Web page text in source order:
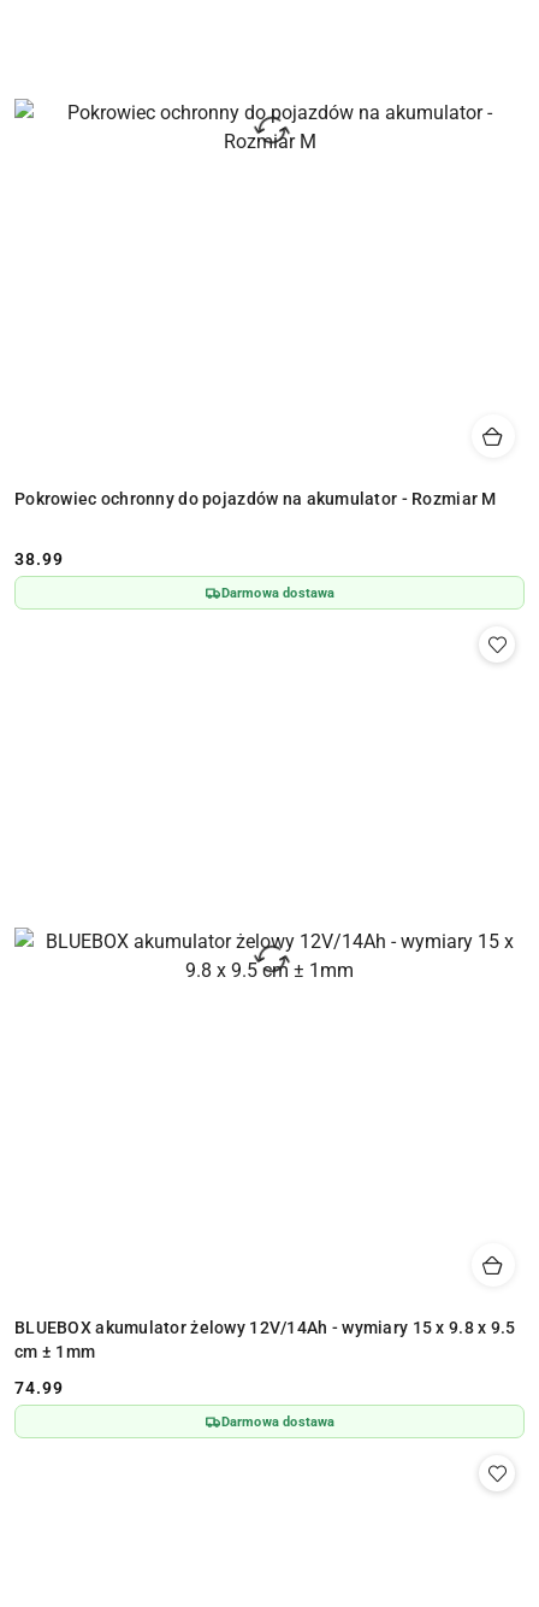
Pokrowiec ochronny do pojazdów na akumulator - Rozmiar M
Cena:
38.99
Darmowa dostawa
BLUEBOX akumulator żelowy 12V/14Ah - wymiary 15 x 9.8 x 9.5
cm ± 1mm
Cena:
74.99
Darmowa dostawa